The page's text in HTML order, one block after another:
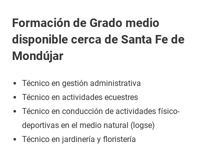
Formación de Grado medio
disponible cerca de Santa Fe de
Mondújar
Técnico en gestión administrativa
Técnico en actividades ecuestres
Técnico en conducción de actividades físico-
deportivas en el medio natural (logse)
Técnico en jardinería y floristería